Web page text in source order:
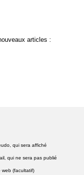
articles :
qui sera affiché
qui ne sera pas publié
web (facultatif)